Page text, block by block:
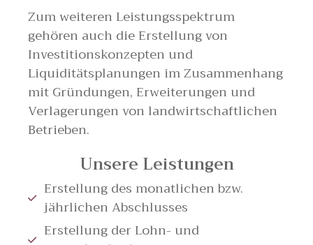
Zum weiteren Leistungsspektrum
gehören auch die Erstellung von
Investitionskonzepten und
Liquiditätsplanungen im Zusammenhang
mit Gründungen, Erweiterungen und
Verlagerungen von landwirtschaftlichen
Betrieben.
Unsere Leistungen
Erstellung des monatlichen bzw.
jährlichen Abschlusses
Erstellung der Lohn- und